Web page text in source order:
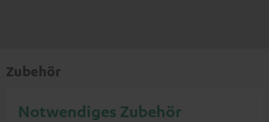
Zubehör
Notwendiges Zubehör